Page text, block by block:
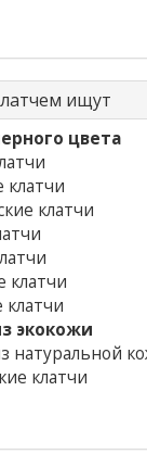
ищут
цвета
клатчи
клатчи
клатчи
экокожи
натуральной
клатчи